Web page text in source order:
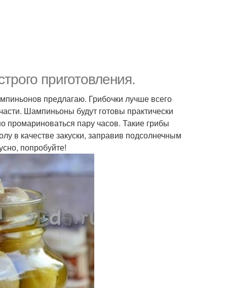
приготовления.
предлагаю. Грибочки лучше всего
Шампиньоны будут готовы практически
промариноваться пару часов. Такие грибы
в качестве закуски, заправив подсолнечным
попробуйте!